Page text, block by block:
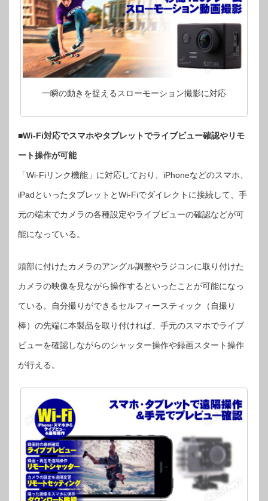
一瞬の動きを捉えるスローモーション撮影に対応
■Wi-Fi対応でスマホやタブレットでライブビュー確認やリモ
ート操作が可能
「Wi-Fiリンク機能」に対応しており、iPhoneなどのスマホ、
iPadといったタブレットとWi-Fiでダイレクトに接続して、手
元の端末でカメラの各種設定やライブビューの確認などが可
能になっている。
頭部に付けたカメラのアングル調整やラジコンに取り付けた
カメラの映像を見ながら操作するといったことが可能になっ
ている。自分撮りができるセルフィースティック（自撮り
棒）の先端に本製品を取り付ければ、手元のスマホでライブ
ビューを確認しながらのシャッター操作や録画スタート操作
が行える。